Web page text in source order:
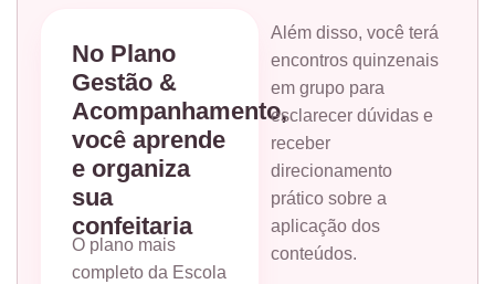
No Plano
Gestão &
Acompanhamento,
você aprende
e organiza
sua
confeitaria
O plano mais
completo da Escola
Além disso, você terá
encontros quinzenais
em grupo para
esclarecer dúvidas e
receber
direcionamento
prático sobre a
aplicação dos
conteúdos.